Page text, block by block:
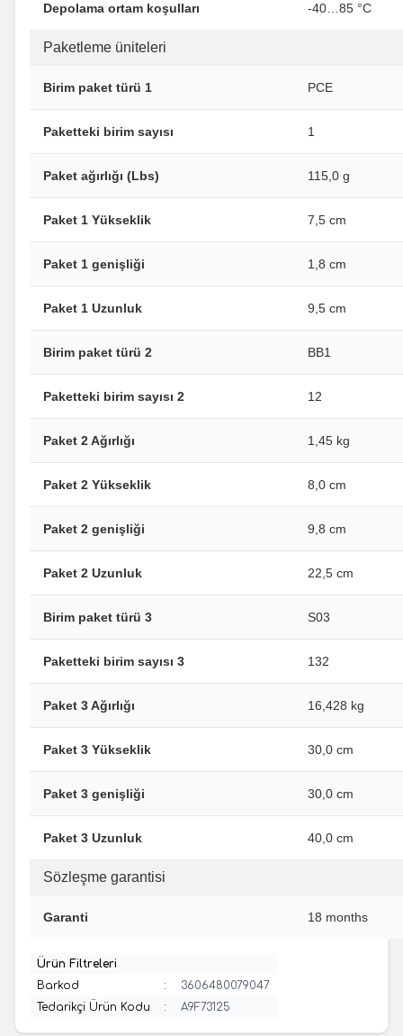
Depolama ortam koşulları -40…85 °C
Paketleme üniteleri
Birim paket türü 1 PCE
Paketteki birim sayısı 1
Paket ağırlığı (Lbs) 115,0 g
Paket 1 Yükseklik 7,5 cm
Paket 1 genişliği 1,8 cm
Paket 1 Uzunluk 9,5 cm
Birim paket türü 2 BB1
Paketteki birim sayısı 2 12
Paket 2 Ağırlığı 1,45 kg
Paket 2 Yükseklik 8,0 cm
Paket 2 genişliği 9,8 cm
Paket 2 Uzunluk 22,5 cm
Birim paket türü 3 S03
Paketteki birim sayısı 3 132
Paket 3 Ağırlığı 16,428 kg
Paket 3 Yükseklik 30,0 cm
Paket 3 genişliği 30,0 cm
Paket 3 Uzunluk 40,0 cm
Sözleşme garantisi
Garanti 18 months
Ürün Filtreleri
Barkod
:
3606480079047
Tedarikçi Ürün Kodu
: A9F73125